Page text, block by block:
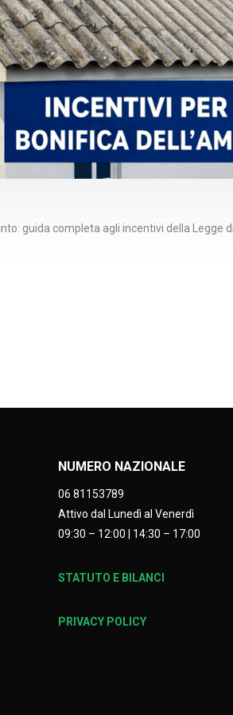
guida completa agli incentivi della Legge
NUMERO NAZIONALE
06 81153789
Attivo dal Lunedì al Venerdì
09:30 – 12:00 | 14:30 – 17:00
STATUTO E BILANCI
PRIVACY POLICY